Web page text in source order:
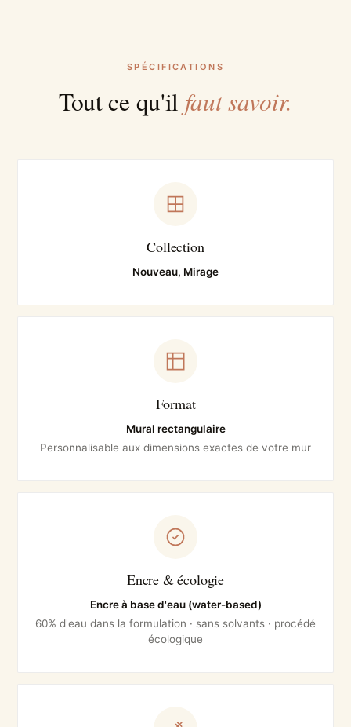
SPÉCIFICATIONS
Tout ce qu'il faut savoir.
Collection
Nouveau, Mirage
Format
Mural rectangulaire
Personnalisable aux dimensions exactes de votre mur
Encre & écologie
Encre à base d'eau (water-based)
60% d'eau dans la formulation · sans solvants · procédé
écologique